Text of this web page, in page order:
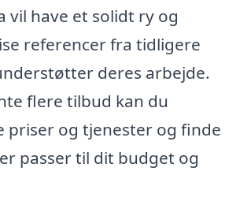
vil have et solidt ry og
referencer fra tidligere
deres arbejde.
flere tilbud kan du
priser og tjenester og finde
passer til dit budget og